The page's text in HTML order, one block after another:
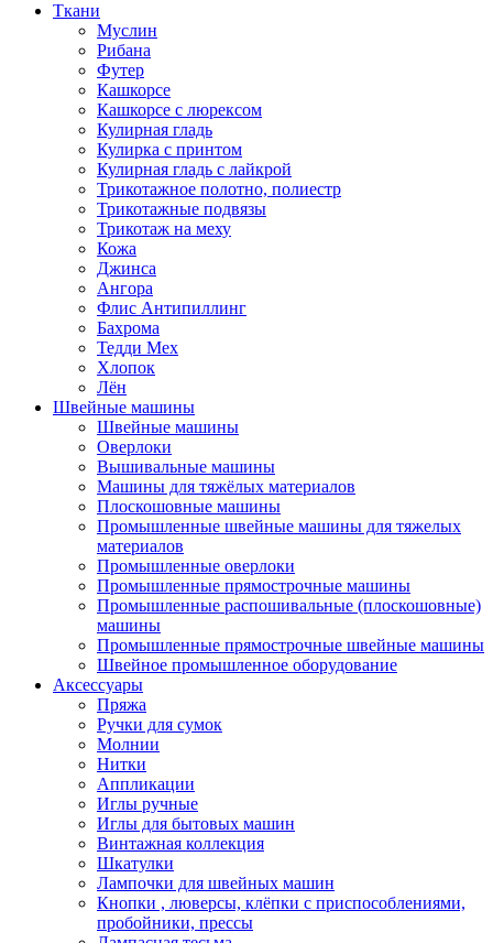
Ткани
Муслин
Рибана
Футер
Кашкорсе
Кашкорсе с люрексом
Кулирная гладь
Кулирка с принтом
Кулирная гладь с лайкрой
Трикотажное полотно, полиестр
Трикотажные подвязы
Трикотаж на меху
Кожа
Джинса
Ангора
Флис Антипиллинг
Бахрома
Тедди Мех
Хлопок
Лён
Швейные машины
Швейные машины
Оверлоки
Вышивальные машины
Машины для тяжёлых материалов
Плоскошовные машины
Промышленные швейные машины для тяжелых
материалов
Промышленные оверлоки
Промышленные прямострочные машины
Промышленные распошивальные (плоскошовные)
машины
Промышленные прямострочные швейные машины
Швейное промышленное оборудование
Аксессуары
Пряжа
Ручки для сумок
Молнии
Нитки
Аппликации
Иглы ручные
Иглы для бытовых машин
Винтажная коллекция
Шкатулки
Лампочки для швейных машин
Кнопки , люверсы, клёпки с приспособлениями,
пробойники, прессы